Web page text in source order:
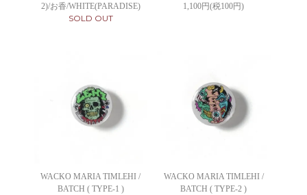
2)/お香/WHITE(PARADISE)
SOLD OUT
1,100円(税100円)
WACKO MARIA TIMLEHI /
BATCH ( TYPE-1 )
WACKO MARIA TIMLEHI /
BATCH ( TYPE-2 )